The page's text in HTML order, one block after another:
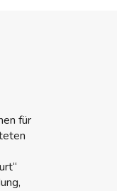
für